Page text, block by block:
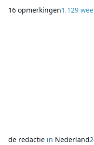
tijdens de Nijmeegse
16 opmerkingen1.129
de redactiein Nederland